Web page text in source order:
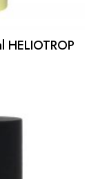
HELIOTROP